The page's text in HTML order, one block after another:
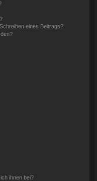
eines Beitrags?
ihnen bei?